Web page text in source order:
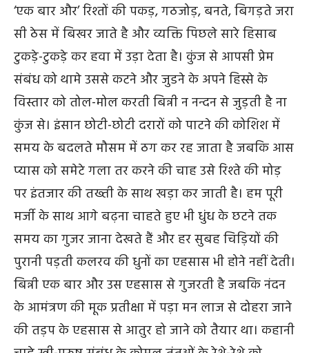
‘एक बार और’ रिश्तों की पकड़, गठजोड़, बनते, बिगड़ते जरा
सी ठेस में बिखर जाते है और व्यक्ति पिछले सारे हिसाब
टुकड़े-टुकड़े कर हवा में उड़ा देता है। कुंज से आपसी प्रेम
संबंध को थामे उससे कटने और जुडने के अपने हिस्से के
विस्तार को तोल-मोल करती बिन्नी न नन्दन से जुड़ती है ना
कुंज से। इंसान छोटी-छोटी दरारों को पाटने की कोशिश में
समय के बदलते मौसम में ठग कर रह जाता है जबकि आस
प्यास को समेटे गला तर करने की चाह उसे रिश्ते की मोड़
पर इंतजार की तख्ती के साथ खड़ा कर जाती है। हम पूरी
मर्जी के साथ आगे बढ़ना चाहते हुए भी धुंध के छटने तक
समय का गुजर जाना देखते हैं और हर सुबह चिड़ियों की
पुरानी पड़ती कलरव की धुनों का एहसास भी होने नहीं देती।
बिन्नी एक बार और उस एहसास से गुजरती है जबकि नंदन
के आमंत्रण की मूक प्रतीक्षा में पड़ा मन लाज से दोहरा जाने
की तड़प के एहसास से आतुर हो जाने को तैयार था। कहानी